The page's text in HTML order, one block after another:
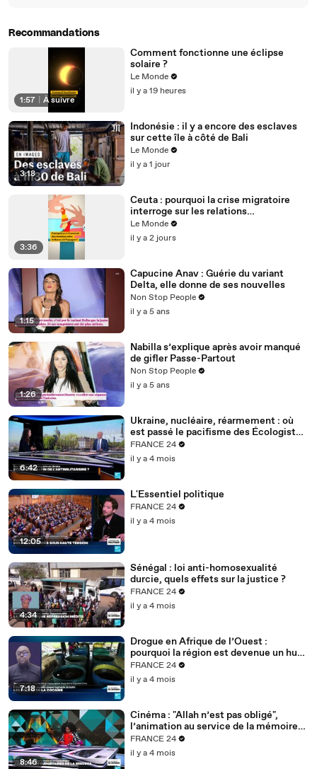
Recommandations
1:57 À suivre
Comment fonctionne une éclipse
solaire ?
Le Monde
il y a 19 heures
3:18
Indonésie : il y a encore des esclaves
sur cette île à côté de Bali
Le Monde
il y a 1 jour
3:36
Ceuta : pourquoi la crise migratoire
interroge sur les relations
diplomatiques entre le Maroc et
l’Espagne ?
Le Monde
il y a 2 jours
1:15
Capucine Anav : Guérie du variant
Delta, elle donne de ses nouvelles
Non Stop People
il y a 5 ans
1:26
Nabilla s’explique après avoir manqué
de gifler Passe-Partout
Non Stop People
il y a 5 ans
6:42
Ukraine, nucléaire, réarmement : où
est passé le pacifisme des Écologistes
?
FRANCE 24
il y a 4 mois
12:05
L'Essentiel politique
FRANCE 24
il y a 4 mois
4:34
Sénégal : loi anti-homosexualité
durcie, quels effets sur la justice ?
FRANCE 24
il y a 4 mois
7:18
Drogue en Afrique de l’Ouest :
pourquoi la région est devenue un hub
mondial
FRANCE 24
il y a 4 mois
8:46
Cinéma : "Allah n’est pas obligé",
l’animation au service de la mémoire
des enfants-soldats
FRANCE 24
il y a 4 mois